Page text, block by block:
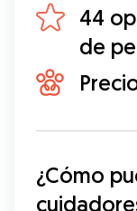
44
de
¿Cómo